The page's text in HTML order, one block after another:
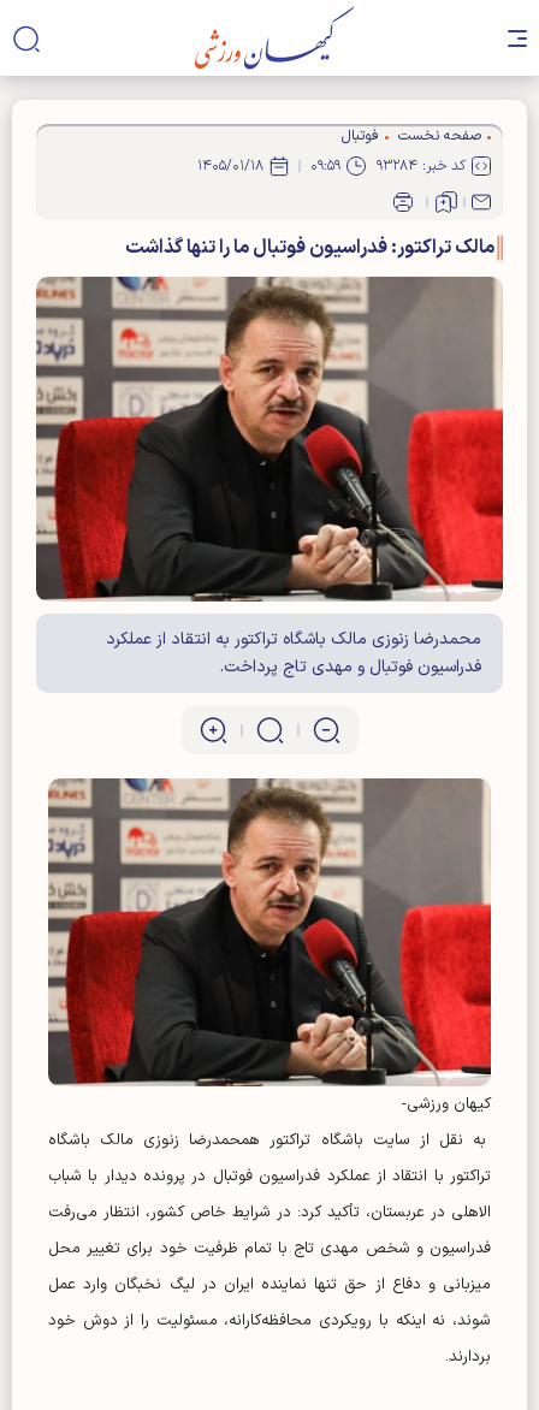
صفحه نخست
فوتبال
کد خبر: ۹۳۲۸۴
۰۹:۵۹ ۱۴۰۵/۰۱/۱۸
مالک تراکتور: فدراسیون فوتبال ما را تنها گذاشت
محمدرضا زنوزی مالک باشگاه تراکتور به انتقاد از عملکرد
فدراسیون فوتبال و مهدی تاج پرداخت.
کیهان ورزشی-
به نقل از سایت باشگاه تراکتور همحمدرضا زنوزی مالک باشگاه
تراکتور با انتقاد از عملکرد فدراسیون فوتبال در پرونده دیدار با شباب
الاهلی در عربستان، تأکید کرد: در شرایط خاص کشور، انتظار می‌رفت
فدراسیون و شخص مهدی تاج با تمام ظرفیت خود برای تغییر محل
میزبانی و دفاع از حق تنها نماینده ایران در لیگ نخبگان وارد عمل
شوند، نه اینکه با رویکردی محافظه‌کارانه، مسئولیت را از دوش خود
بردارند.